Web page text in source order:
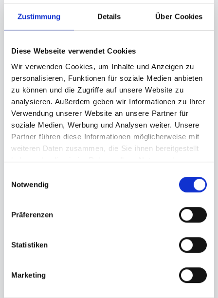
Zustimmung Details Über Cookies
Diese Webseite verwendet Cookies
Wir verwenden Cookies, um Inhalte und Anzeigen zu
personalisieren, Funktionen für soziale Medien anbieten
zu können und die Zugriffe auf unsere Website zu
analysieren. Außerdem geben wir Informationen zu Ihrer
Verwendung unserer Website an unsere Partner für
soziale Medien, Werbung und Analysen weiter. Unsere
Partner führen diese Informationen möglicherweise mit
weiteren Daten zusammen, die Sie ihnen bereitgestellt
haben oder die sie im Rahmen Ihrer Nutzung der
Notwendig
Präferenzen
Statistiken
Marketing
MARKETING
Simone Schönerstedt